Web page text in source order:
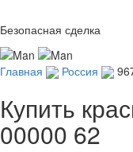
Безопасная сделка
Главная Россия
Купить
00000 62